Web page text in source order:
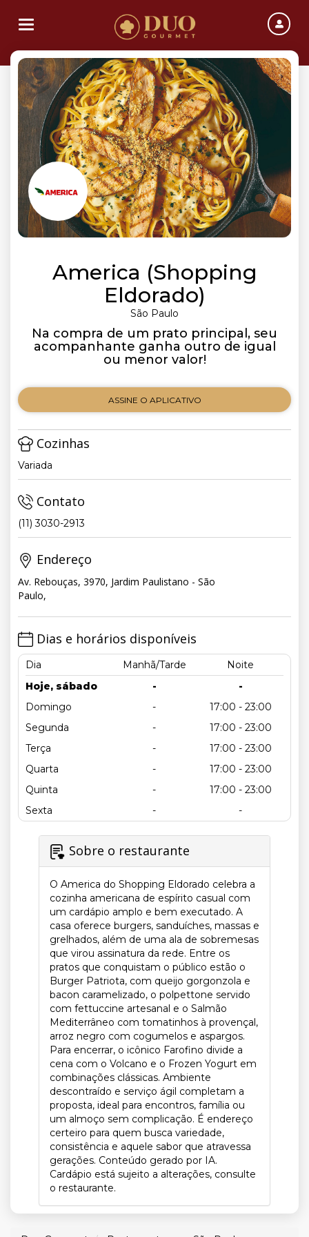
Toggle navigation
America (Shopping
Eldorado)
São Paulo
Na compra de um prato principal, seu
acompanhante ganha outro de igual
ou menor valor!
ASSINE O APLICATIVO
Cozinhas
Variada
Contato
(11) 3030-2913
Endereço
Av. Rebouças, 3970, Jardim Paulistano - São
Paulo,
Dias e horários disponíveis
Dia Manhã/Tarde
Noite
Hoje, sábado
-
-
Domingo
-
17:00 - 23:00
Segunda
-
17:00 - 23:00
Terça
-
17:00 - 23:00
Quarta
-
17:00 - 23:00
Quinta
-
17:00 - 23:00
Sexta
- -
Sobre o restaurante
O America do Shopping Eldorado celebra a
cozinha americana de espírito casual com
um cardápio amplo e bem executado. A
casa oferece burgers, sanduíches, massas e
grelhados, além de uma ala de sobremesas
que virou assinatura da rede. Entre os
pratos que conquistam o público estão o
Burger Patriota, com queijo gorgonzola e
bacon caramelizado, o polpettone servido
com fettuccine artesanal e o Salmão
Mediterrâneo com tomatinhos à provençal,
arroz negro com cogumelos e aspargos.
Para encerrar, o icônico Farofino divide a
cena com o Volcano e o Frozen Yogurt em
combinações clássicas. Ambiente
descontraído e serviço ágil completam a
proposta, ideal para encontros, família ou
um almoço sem complicação. É endereço
certeiro para quem busca variedade,
consistência e aquele sabor que atravessa
gerações. Conteúdo gerado por IA.
Cardápio está sujeito a alterações, consulte
o restaurante.